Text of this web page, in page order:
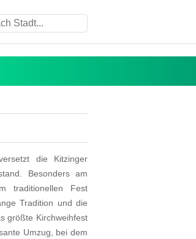
die Kitzinger
Besonders am
traditionellen Fest
Tradition und die
größte Kirchweihfest
Umzug, bei dem